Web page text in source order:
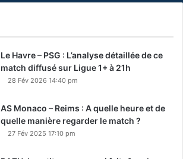
Le Havre – PSG : L’analyse détaillée de ce
match diffusé sur Ligue 1+ à 21h
28 Fév 2026 14:40 pm
AS Monaco – Reims : A quelle heure et de
quelle manière regarder le match ?
27 Fév 2025 17:10 pm